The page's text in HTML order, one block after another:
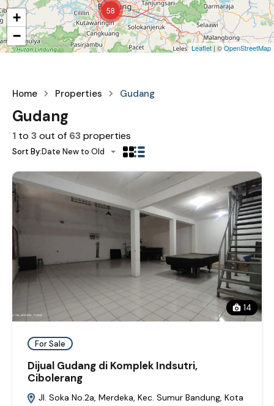
58
+
−
Leaflet | ©OpenStreetMap
Home Properties Gudang
Gudang
1 to 3out of 63properties
Sort By:Date New to Old
14
For Sale
Dijual Gudang di Komplek Indsutri,
Cibolerang
Jl. Soka No.2a, Merdeka, Kec. Sumur Bandung, Kota